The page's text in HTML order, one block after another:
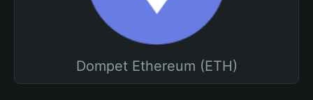
Dompet Ethereum (ETH)